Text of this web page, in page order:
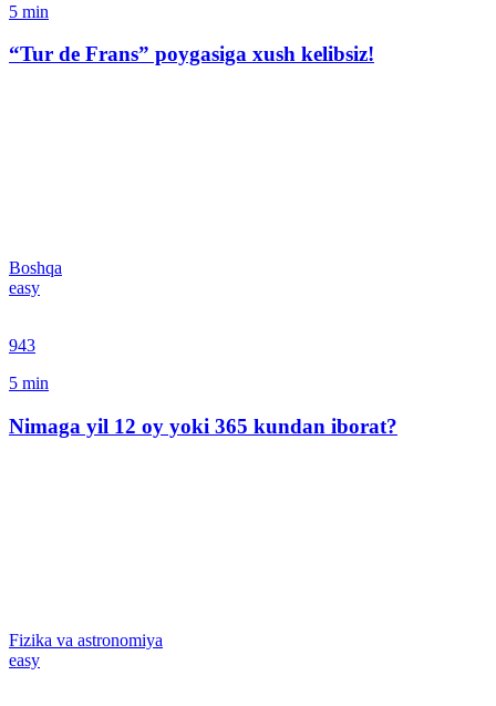
5 min
“Tur de Frans” poygasiga xush kelibsiz!
Boshqa
easy
943
5 min
Nimaga yil 12 oy yoki 365 kundan iborat?
Fizika va astronomiya
easy